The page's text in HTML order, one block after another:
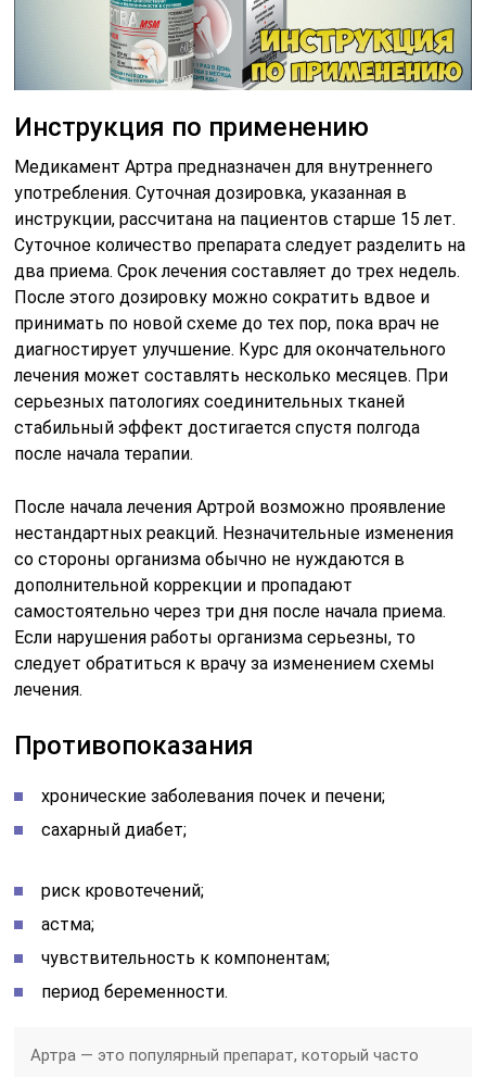
Инструкция по применению
Медикамент Артра предназначен для внутреннего
употребления. Суточная дозировка, указанная в
инструкции, рассчитана на пациентов старше 15 лет.
Суточное количество препарата следует разделить на
два приема. Срок лечения составляет до трех недель.
После этого дозировку можно сократить вдвое и
принимать по новой схеме до тех пор, пока врач не
диагностирует улучшение. Курс для окончательного
лечения может составлять несколько месяцев. При
серьезных патологиях соединительных тканей
стабильный эффект достигается спустя полгода
после начала терапии.
После начала лечения Артрой возможно проявление
нестандартных реакций. Незначительные изменения
со стороны организма обычно не нуждаются в
дополнительной коррекции и пропадают
самостоятельно через три дня после начала приема.
Если нарушения работы организма серьезны, то
следует обратиться к врачу за изменением схемы
лечения.
Противопоказания
хронические заболевания почек и печени;
сахарный диабет;
риск кровотечений;
астма;
чувствительность к компонентам;
период беременности.
Артра — это популярный препарат, который часто